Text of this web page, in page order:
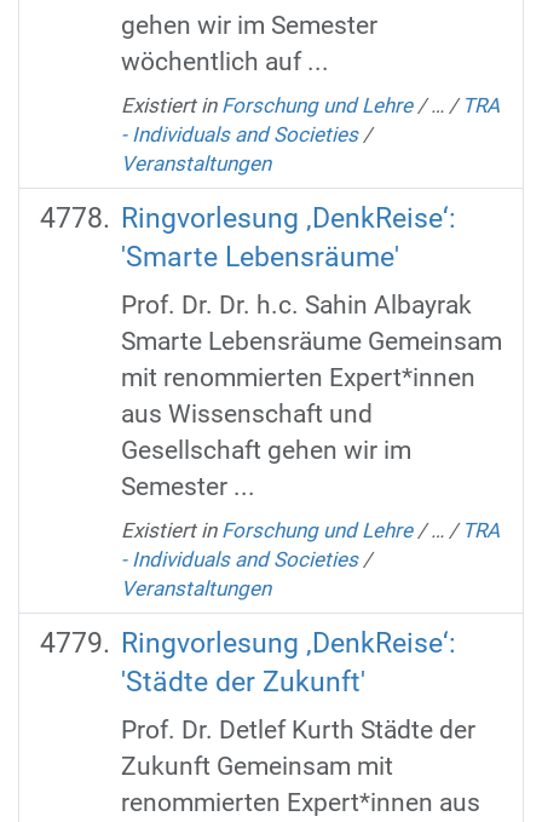
gehen wir im Semester
wöchentlich auf ...
Existiert in Forschung und Lehre /… / TRA
- Individuals and Societies /
Veranstaltungen
Ringvorlesung ‚DenkReise‘:
'Smarte Lebensräume'
Prof. Dr. Dr. h.c. Sahin Albayrak
Smarte Lebensräume Gemeinsam
mit renommierten Expert*innen
aus Wissenschaft und
Gesellschaft gehen wir im
Semester ...
Existiert in Forschung und Lehre /… / TRA
- Individuals and Societies /
Veranstaltungen
Ringvorlesung ‚DenkReise‘:
'Städte der Zukunft'
Prof. Dr. Detlef Kurth Städte der
Zukunft Gemeinsam mit
renommierten Expert*innen aus